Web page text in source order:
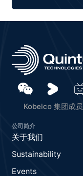
Kobelco 集团成员
公司简介
关于我们
Sustainability
Events